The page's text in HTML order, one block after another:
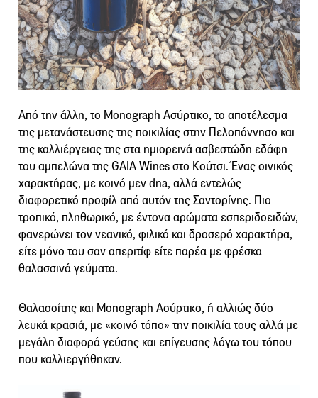
Από την άλλη, το Monograph Ασύρτικο, το αποτέλεσμα
της μετανάστευσης της ποικιλίας στην Πελοπόννησο και
της καλλιέργειας της στα ημιορεινά ασβεστώδη εδάφη
του αμπελώνα της GAIA Wines στο Κούτσι. Ένας οινικός
χαρακτήρας, με κοινό μεν dna, αλλά εντελώς
διαφορετικό προφίλ από αυτόν της Σαντορίνης. Πιο
τροπικό, πληθωρικό, με έντονα αρώματα εσπεριδοειδών,
φανερώνει τον νεανικό, φιλικό και δροσερό χαρακτήρα,
είτε μόνο του σαν απεριτίφ είτε παρέα με φρέσκα
θαλασσινά γεύματα.
Θαλασσίτης και Monograph Ασύρτικο, ή αλλιώς δύο
λευκά κρασιά, με «κοινό τόπο» την ποικιλία τους αλλά με
μεγάλη διαφορά γεύσης και επίγευσης λόγω του τόπου
που καλλιεργήθηκαν.